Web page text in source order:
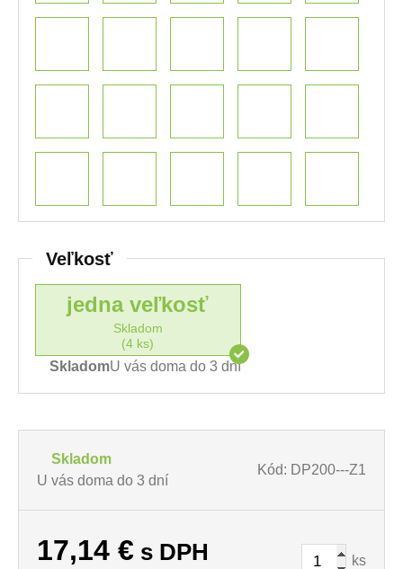
Veľkosť
jedna veľkosť
Skladom
(4 ks)
SkladomU vás doma do 3 dní
Skladom
U vás doma do 3 dní
Kód: DP200---Z1
17,14 € s DPH ks